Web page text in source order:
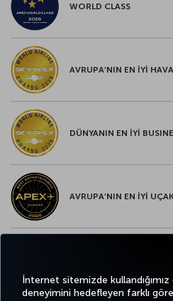
İnternet sitemizde kullandığımız
deneyimini hedefleyen farklı
WORLD CLASS
AVRUPA’NIN EN İYİ
DÜNYANIN EN İYİ
AVRUPA’NIN EN İYİ